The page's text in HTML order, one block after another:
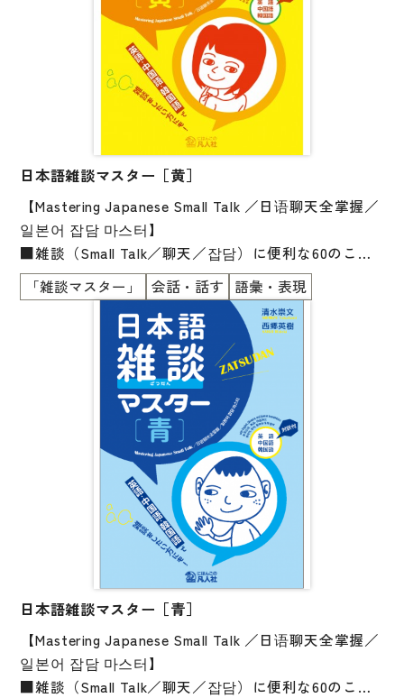
ポルトガル語辞典
各国語辞典
国語辞典
漢字・漢和辞典
語学・文法辞典
表現・用字用語辞典
教師用参考書
教室活動参考書
語彙・意味
文章・談話・表現
文法
日本語雑談マスター［黄］
【Mastering Japanese Small Talk ／日语聊天全掌握／
일본어 잡담 마스터】
■雑談（Small Talk／聊天／잡담）に便利な60のこと
ば・表現が勉強できます
■12の雑談の秘訣（The Secret to Small Talk／聊天的
秘诀／잡담의 비결）も勉強できます
■会社員や大学生の自然な会話
■ひとりで勉強できます
■初級の勉強がおわったら、読んでみましょう
■自然な英語・中国語・韓国語の対訳付き
■英語・中国語・韓国語を学んでいる人にもおススメ
「雑談マスター」 会話・話す 語彙・表現
日本語雑談マスター［青］
【Mastering Japanese Small Talk ／日语聊天全掌握／
일본어 잡담 마스터】
■雑談（Small Talk／聊天／잡담）に便利な60のこと